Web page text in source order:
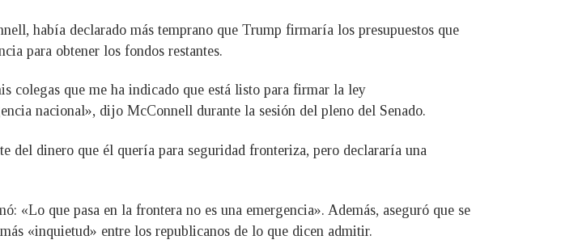
había declarado más temprano que Trump firmaría los presupuestos que
para obtener los fondos restantes.
colegas que me ha indicado que está listo para firmar la ley
nacional», dijo McConnell durante la sesión del pleno del Senado.
dinero que él quería para seguridad fronteriza, pero declararía una
«Lo que pasa en la frontera no es una emergencia». Además, aseguró que se
«inquietud» entre los republicanos de lo que dicen admitir.